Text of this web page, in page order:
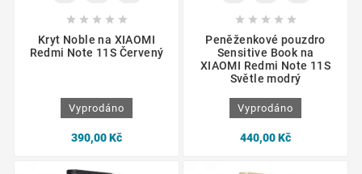
    
Kryt Noble na XIAOMI
Redmi Note 11S Červený
Vyprodáno
390,00 Kč
    
Peněženkové pouzdro
Sensitive Book na
XIAOMI Redmi Note 11S
Světle modrý
Vyprodáno
440,00 Kč